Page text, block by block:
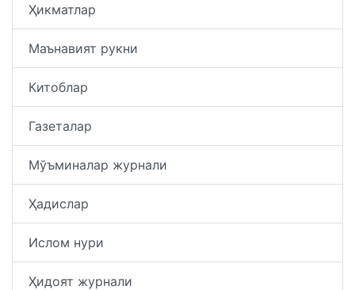
Ҳикматлар
Маънавият рукни
Китоблар
Газеталар
Мўъминалар журнали
Ҳадислар
Ислом нури
Ҳидоят журнали